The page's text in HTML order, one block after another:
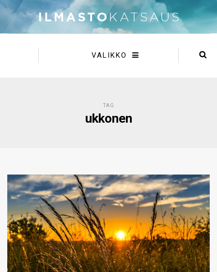
VALIKKO
TAG
ukkonen